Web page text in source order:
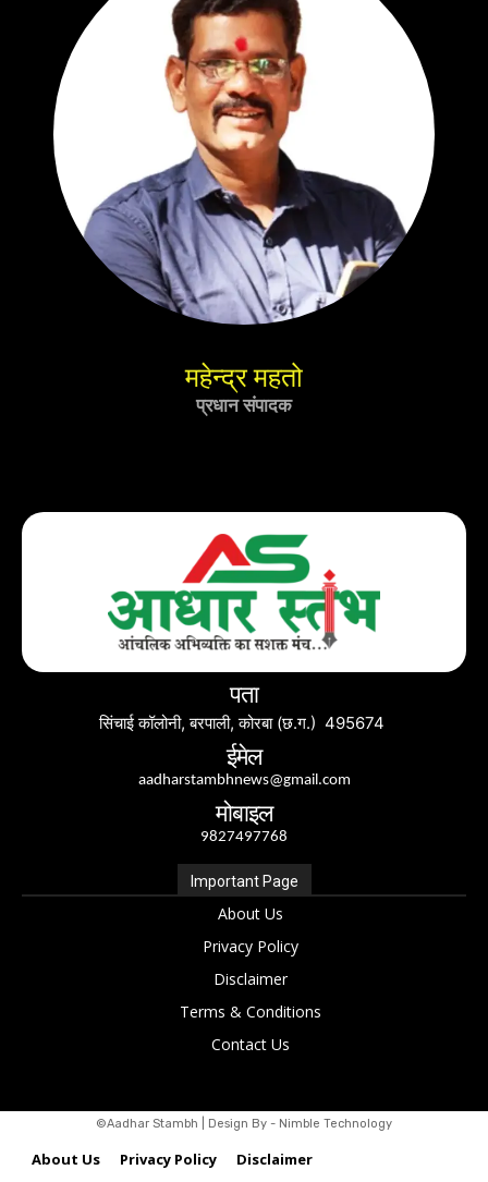
महेन्द्र महतो
प्रधान संपादक
पता
सिंचाई कॉलोनी, बरपाली, कोरबा (छ.ग.) 495674
ईमेल
aadharstambhnews@gmail.com
मोबाइल
9827497768
Important Page
About Us
Privacy Policy
Disclaimer
Terms & Conditions
Contact Us
©Aadhar Stambh | Design By - Nimble Technology
About Us Privacy Policy Disclaimer